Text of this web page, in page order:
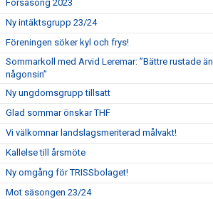
Försäsong 2023
Ny intäktsgrupp 23/24
Föreningen söker kyl och frys!
Sommarkoll med Arvid Leremar: ”Bättre rustade än
någonsin”
Ny ungdomsgrupp tillsatt
Glad sommar önskar THF
Vi välkomnar landslagsmeriterad målvakt!
Kallelse till årsmöte
Ny omgång för TRISSbolaget!
Mot säsongen 23/24